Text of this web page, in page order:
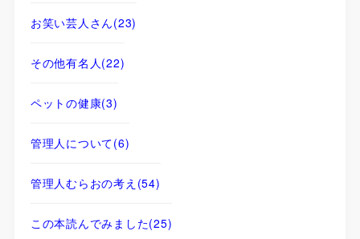
お笑い芸人さん(23)
その他有名人(22)
ペットの健康(3)
管理人について(6)
管理人むらおの考え (54)
この本読んでみました(25)